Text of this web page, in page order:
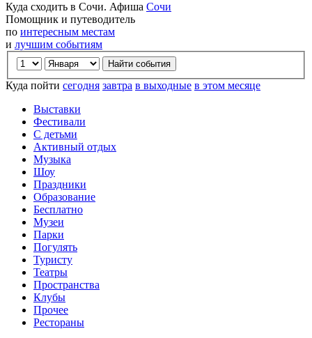
Куда сходить в Сочи. Афиша Сочи
Помощник и путеводитель
по интересным местам
и лучшим событиям
Куда пойти сегодня завтра в выходные в этом месяце
Выставки
Фестивали
С детьми
Активный отдых
Музыка
Шоу
Праздники
Образование
Бесплатно
Музеи
Парки
Погулять
Туристу
Театры
Пространства
Клубы
Прочее
Рестораны